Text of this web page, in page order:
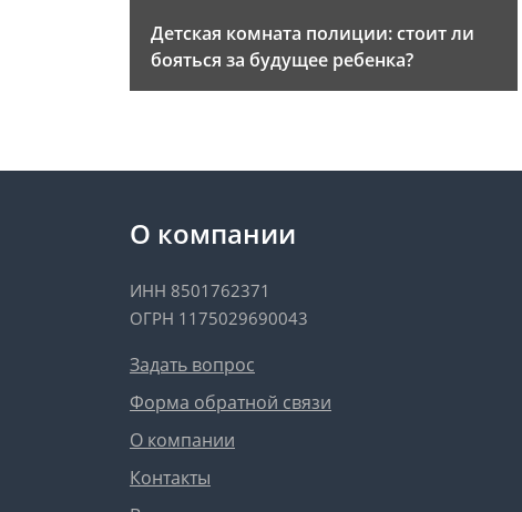
Детская комната полиции: стоит ли
бояться за будущее ребенка?
О компании
ИНН 8501762371
ОГРН 1175029690043
Задать вопрос
Форма обратной связи
О компании
Контакты